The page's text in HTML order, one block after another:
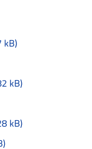
kB)
kB)
kB)